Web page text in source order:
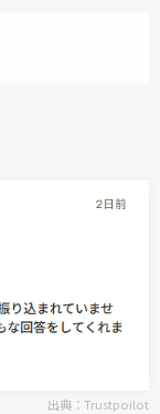
出典： Trustpoilot